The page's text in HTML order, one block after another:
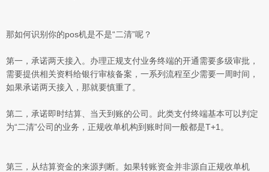
那如何识别你的pos机是不是“二清”呢？
第一，承诺两天接入。办理正规支付业务终端的开通需要多级审批，
需要提供相关资料给银行审核备案，一系列流程至少需要一周时间，
如果承诺两天接入，那就要慎重了。
第二，承诺即时结算、当天到账的公司。此类支付终端基本可以判定
为“二清”公司的业务，正规收单机构到账时间一般都是T+1。
第三，从结算资金的来源判断。如果转账资金并非源自正规收单机